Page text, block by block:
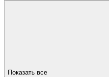
Показать все